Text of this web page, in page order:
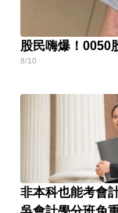
股民嗨爆！0050
8/10
非本科也能考會